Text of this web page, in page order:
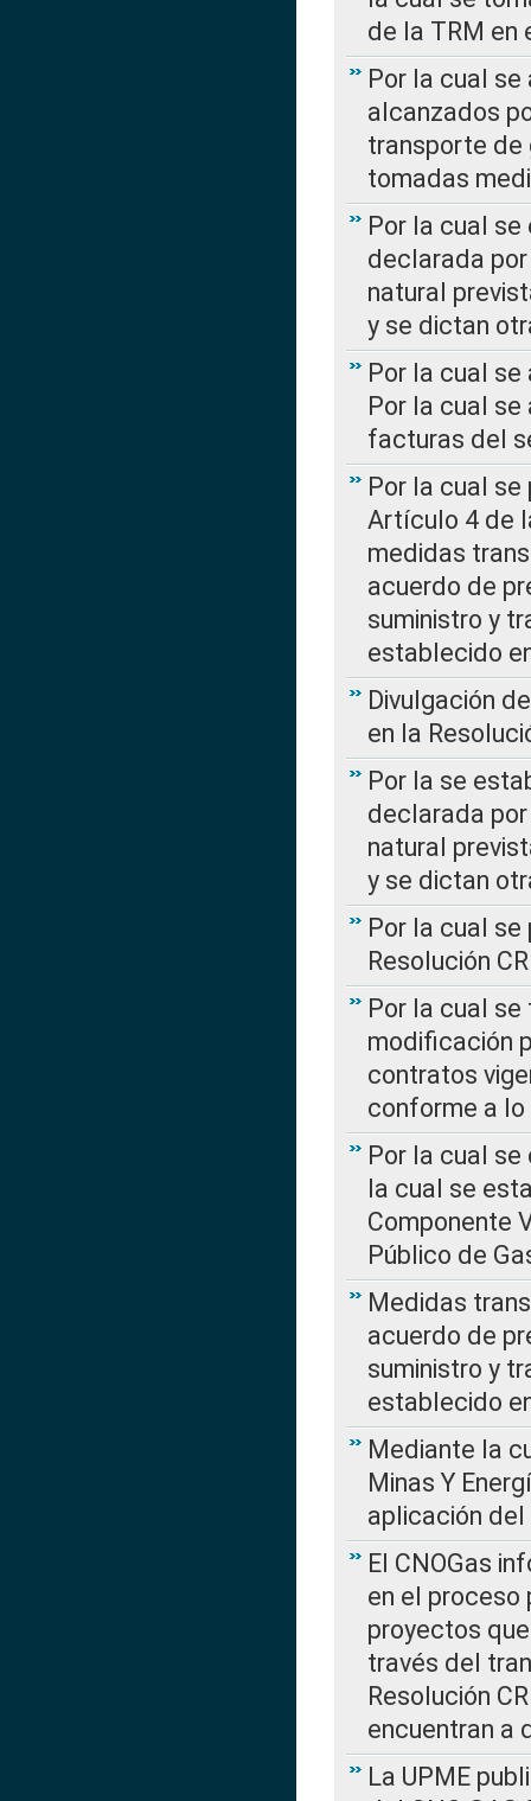
de la TRM en
Por la cual
alcanzados
transporte de
tomadas
Por la cual
declarada
natural
y se dictan
Por la cual se
Por la cual
facturas del
Por la cual
Artículo 4 de
medidas
acuerdo de
suministro y
establecido
Divulgación
en la
Por la se
declarada
natural
y se dictan
Por la cual
Resolución
Por la cual
modificación
contratos
conforme a lo
Por la cual se
la cual se
Componente
Público de
Medidas
acuerdo de
suministro y
establecido
Mediante la
Minas Y
aplicación
El CNOGas
en el proceso
proyectos
través del
Resolución
encuentran a
La UPME